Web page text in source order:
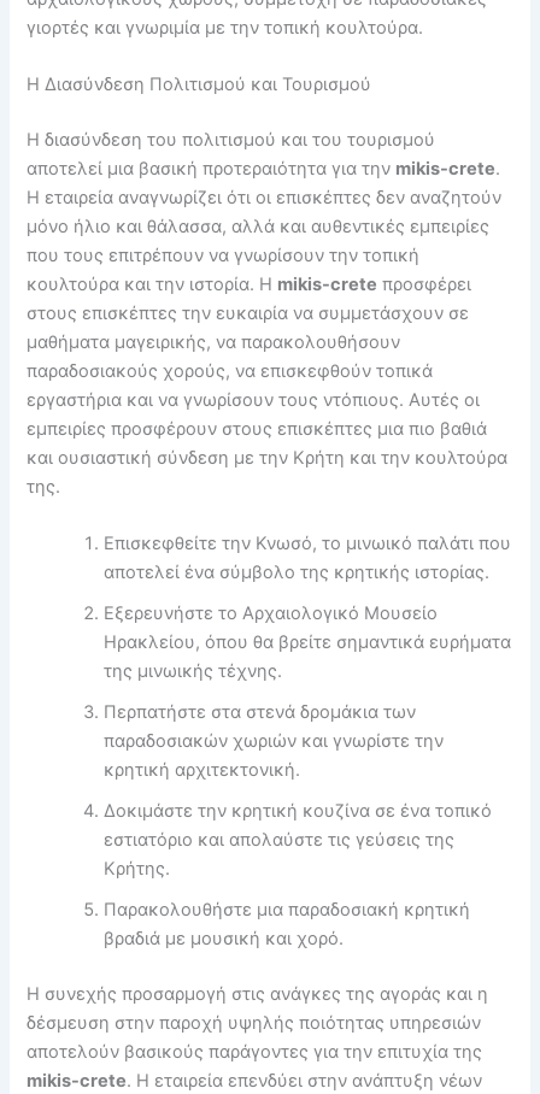
γιορτές και γνωριμία με την τοπική κουλτούρα.
Η Διασύνδεση Πολιτισμού και Τουρισμού
Η διασύνδεση του πολιτισμού και του τουρισμού
αποτελεί μια βασική προτεραιότητα για την mikis-crete.
Η εταιρεία αναγνωρίζει ότι οι επισκέπτες δεν αναζητούν
μόνο ήλιο και θάλασσα, αλλά και αυθεντικές εμπειρίες
που τους επιτρέπουν να γνωρίσουν την τοπική
κουλτούρα και την ιστορία. Η mikis-crete προσφέρει
στους επισκέπτες την ευκαιρία να συμμετάσχουν σε
μαθήματα μαγειρικής, να παρακολουθήσουν
παραδοσιακούς χορούς, να επισκεφθούν τοπικά
εργαστήρια και να γνωρίσουν τους ντόπιους. Αυτές οι
εμπειρίες προσφέρουν στους επισκέπτες μια πιο βαθιά
και ουσιαστική σύνδεση με την Κρήτη και την κουλτούρα
της.
Επισκεφθείτε την Κνωσό, το μινωικό παλάτι που
αποτελεί ένα σύμβολο της κρητικής ιστορίας.
Εξερευνήστε το Αρχαιολογικό Μουσείο
Ηρακλείου, όπου θα βρείτε σημαντικά ευρήματα
της μινωικής τέχνης.
Περπατήστε στα στενά δρομάκια των
παραδοσιακών χωριών και γνωρίστε την
κρητική αρχιτεκτονική.
Δοκιμάστε την κρητική κουζίνα σε ένα τοπικό
εστιατόριο και απολαύστε τις γεύσεις της
Κρήτης.
Παρακολουθήστε μια παραδοσιακή κρητική
βραδιά με μουσική και χορό.
Η συνεχής προσαρμογή στις ανάγκες της αγοράς και η
δέσμευση στην παροχή υψηλής ποιότητας υπηρεσιών
αποτελούν βασικούς παράγοντες για την επιτυχία της
mikis-crete. Η εταιρεία επενδύει στην ανάπτυξη νέων